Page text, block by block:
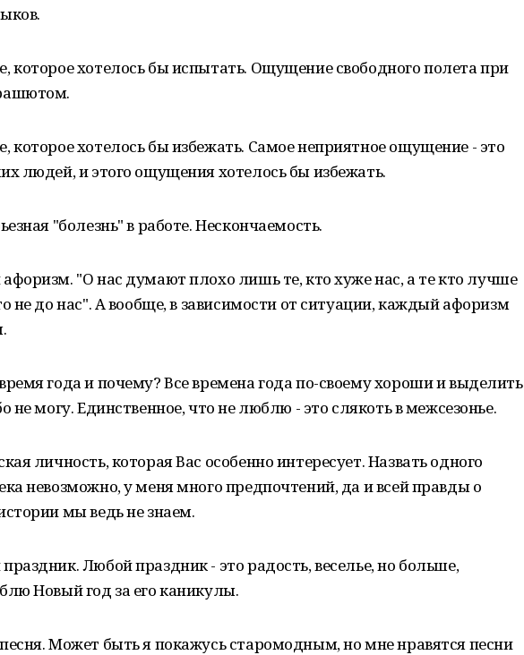
которое хотелось бы испытать. Ощущение свободного полета при
которое хотелось бы избежать. Самое неприятное ощущение - это
людей, и этого ощущения хотелось бы избежать.
"болезнь" в работе. Нескончаемость.
"О нас думают плохо лишь те, кто хуже нас, а те кто лучше
не до нас". А вообще, в зависимости от ситуации, каждый афоризм
года и почему? Все времена года по-своему хороши и выделить
не могу. Единственное, что не люблю - это слякоть в межсезонье.
личность, которая Вас особенно интересует. Назвать одного
невозможно, у меня много предпочтений, да и всей правды о
мы ведь не знаем.
Любой праздник - это радость, веселье, но больше,
Новый год за его каникулы.
Может быть я покажусь старомодным, но мне нравятся песни